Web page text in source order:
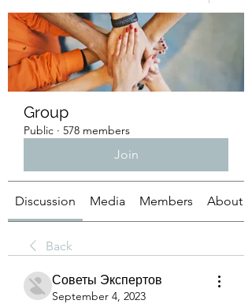
Group
Public · 578 members
Join
Discussion Media Members About
Back
Советы Экспертов
September 4, 2023